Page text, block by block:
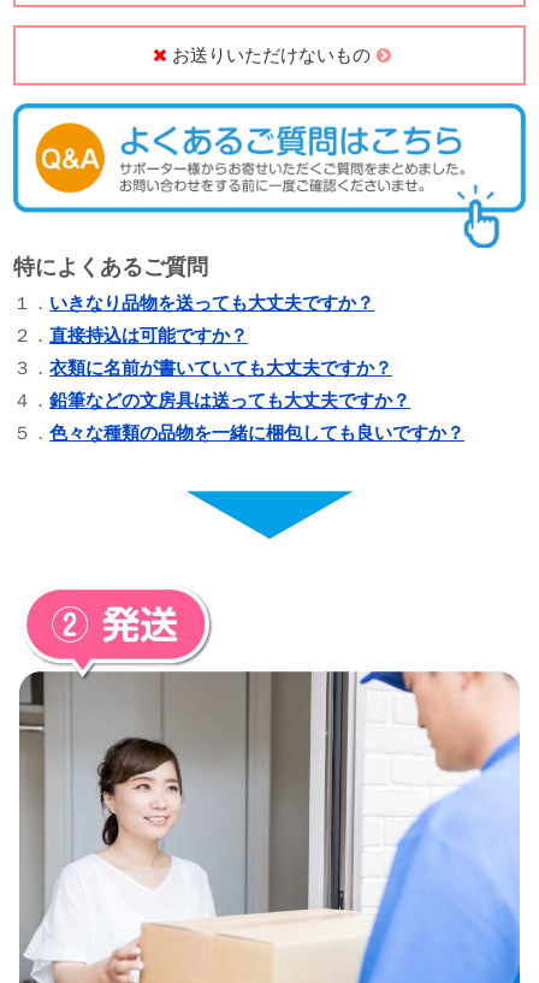
お送りいただけないもの
特によくあるご質問
１． いきなり品物を送っても大丈夫ですか？
２．直接持込は可能ですか？
３．衣類に名前が書いていても大丈夫ですか？
４．鉛筆などの文房具は送っても大丈夫ですか？
５．色々な種類の品物を一緒に梱包しても良いですか？